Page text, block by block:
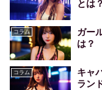
とは？
コラム
ガー
は？
コラム
キャ
ラン